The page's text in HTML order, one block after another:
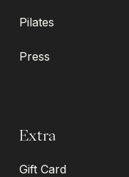
Pilates
Press
Extra
Gift Card